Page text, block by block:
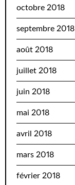
octobre 2018
septembre 2018
août 2018
juillet 2018
juin 2018
mai 2018
avril 2018
mars 2018
février 2018